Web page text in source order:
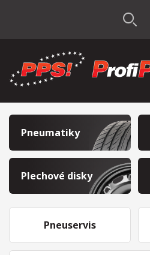
Pneumatiky
Plechové disky
Pneuservis